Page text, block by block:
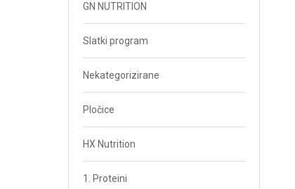
Weider Izdvojeno
Z-Konzept Izdvojeno
Victory Izdvojeno
BodyShaper Izvojeno
GN NUTRITION
Slatki program
Nekategorizirane
Pločice
HX Nutrition
1. Proteini